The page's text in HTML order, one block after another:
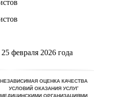
25 февраля 2026 года